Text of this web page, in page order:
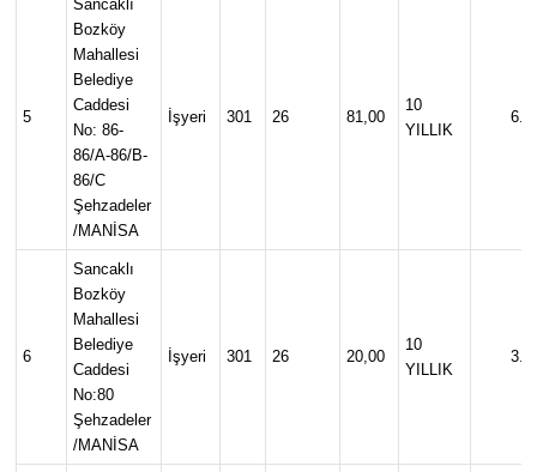
5
Sancaklı
Bozköy
Mahallesi
Belediye
Caddesi
No: 86-
86/A-86/B-
86/C
Şehzadeler
/MANİSA
İşyeri 301 26 81,00
10
YILLIK
6
Sancaklı
Bozköy
Mahallesi
Belediye
Caddesi
No:80
Şehzadeler
/MANİSA
İşyeri 301 26 20,00
10
YILLIK